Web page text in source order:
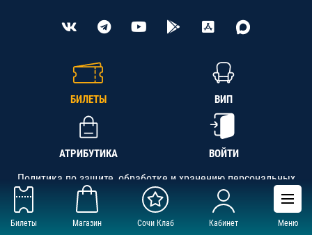
Билеты Магазин Сочи Клаб Кабинет Меню
БИЛЕТЫ ВИП
АТРИБУТИКА ВОЙТИ
Политика по защите, обработке и хранению персональных
данных
АНО «СК «Кубань-Регион», ОГРН 1142300002349,